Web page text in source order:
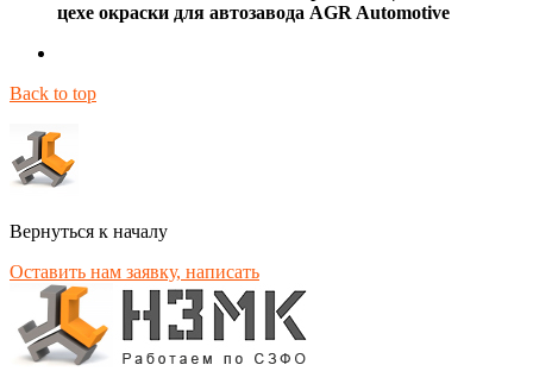
цехе окраски для автозавода AGR Automotive
Back to top
Вернуться к началу
Оставить нам заявку, написать